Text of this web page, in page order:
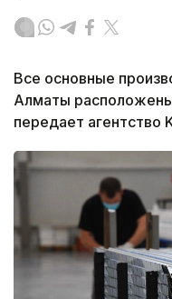
Все основные
Алматы
передает агентство